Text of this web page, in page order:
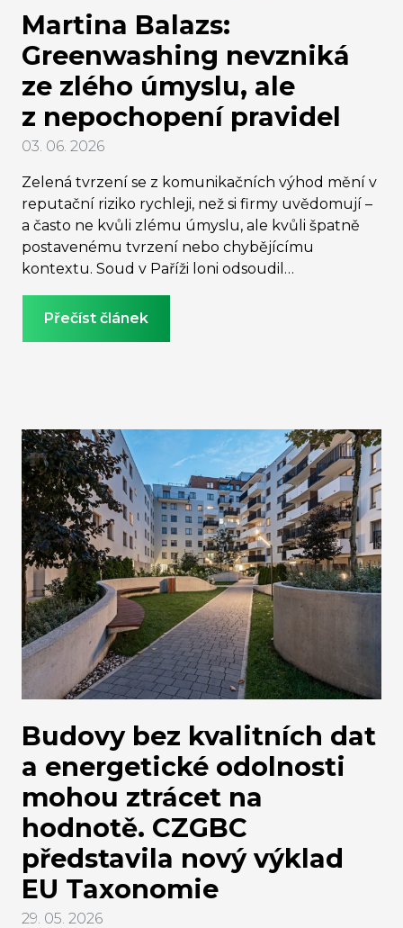
Martina Balazs:
Greenwashing nevzniká
ze zlého úmyslu, ale
z nepochopení pravidel
03. 06. 2026
Zelená tvrzení se z komunikačních výhod mění v
reputační riziko rychleji, než si firmy uvědomují –
a často ne kvůli zlému úmyslu, ale kvůli špatně
postavenému tvrzení nebo chybějícímu
kontextu. Soud v Paříži loni odsoudil
Nike, Superdry i Lacoste a Coca-Cola musela
v rozhovoru Martina Balazs, zakladatelka Eko
Gravity a platformy Circl'it. Pokud si i vy kladete
otázku, jak komunikovat o udržitelnosti
věrohodně, s Martinou se můžete setkat už 18.
června na online semináři, kde bude prostor na
detaily i vaše dotazy.
Přečíst článek
Budovy bez kvalitních dat
a energetické odolnosti
mohou ztrácet na
hodnotě. CZGBC
představila nový výklad
EU Taxonomie
29. 05. 2026